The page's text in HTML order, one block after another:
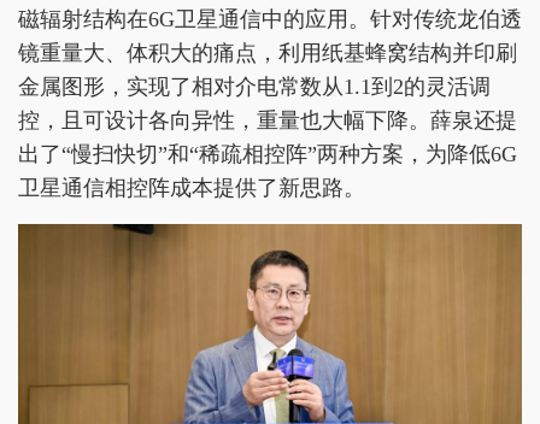
磁辐射结构在6G卫星通信中的应用。针对传统龙伯透
镜重量大、体积大的痛点，利用纸基蜂窝结构并印刷
金属图形，实现了相对介电常数从1.1到2的灵活调
控，且可设计各向异性，重量也大幅下降。薛泉还提
出了“慢扫快切”和“稀疏相控阵”两种方案，为降低6G
卫星通信相控阵成本提供了新思路。